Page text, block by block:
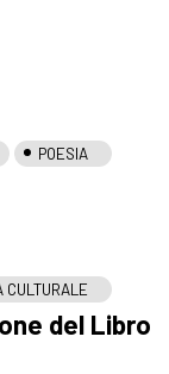
POESIA
CULTURALE
del Libro